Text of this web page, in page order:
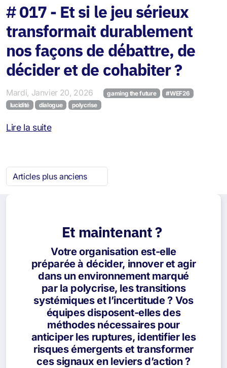
# 017 - Et si le jeu sérieux
transformait durablement
nos façons de débattre, de
décider et de cohabiter ?
Mardi, Janvier 20, 2026 gaming the future
#WEF26
lucidité
dialogue polycrise
Lire la suite
Articles plus anciens
Et maintenant ?
Votre organisation est-elle
préparée à décider, innover et agir
dans un environnement marqué
par la polycrise, les transitions
systémiques et l’incertitude ? Vos
équipes disposent-elles des
méthodes nécessaires pour
anticiper les ruptures, identifier les
risques émergents et transformer
ces signaux en leviers d’action ?